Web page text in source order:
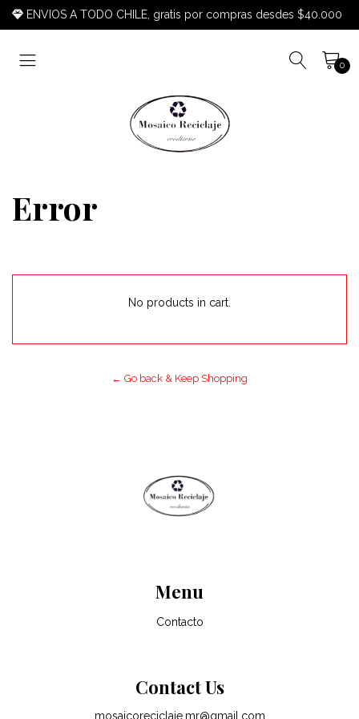
ENVIOS A TODO CHILE, gratis por compras desdes $40.000
0
Error
No products in cart.
← Go back & Keep Shopping
Menu
Contacto
Contact Us
mosaicoreciclaje.mr@gmail.com